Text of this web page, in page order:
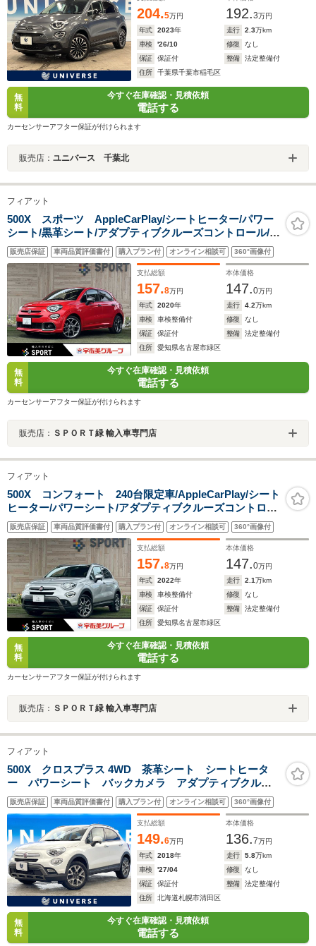
204.5万円 192.3万円
年式
2023年 走行 2.3万km
車検
'26/10 修復
なし
保証
保証付 整備
法定整備付
住所
千葉県千葉市稲毛区
無
料
今すぐ在庫確認・見積依頼
電話する
カーセンサーアフター保証が付けられます
販売店： ユニバース 千葉北
フィアット
500X スポーツ AppleCarPlay/シートヒーター/パワー
シート/黒革シート/アダプティブクルーズコントロール/ブ
ラインドスポットモニター/バックカメラ/パドルシフ
ト/ETC車載器/USBポート/純正19インチAW/クリアランス
ソナー
販売店保証 車両品質評価書付 購入プラン付 オンライン相談可 360°画像付
支払総額
157.8万円
本体価格
147.0万円
年式
2020年 走行 4.2万km
車検
車検整備付 修復
なし
保証
保証付 整備
法定整備付
住所
愛知県名古屋市緑区
無
料
今すぐ在庫確認・見積依頼
電話する
カーセンサーアフター保証が付けられます
販売店： ＳＰＯＲＴ緑 輸入車専門店
フィアット
500X コンフォート 240台限定車/AppleCarPlay/シート
ヒーター/パワーシート/アダプティブクルーズコントロー
ル/ブラインドスポットモニター/ETC車載器/USBポート/
パドルシフト/純正18インチAW/バックカメラ/クリアラン
スソナー
販売店保証 車両品質評価書付 購入プラン付 オンライン相談可 360°画像付
支払総額
157.8万円
本体価格
147.0万円
年式
2022年 走行 2.1万km
車検
車検整備付 修復
なし
保証
保証付 整備
法定整備付
住所
愛知県名古屋市緑区
無
料
今すぐ在庫確認・見積依頼
電話する
カーセンサーアフター保証が付けられます
販売店： ＳＰＯＲＴ緑 輸入車専門店
フィアット
500X クロスプラス 4WD 茶革シート シートヒータ
ー パワーシート バックカメラ アダプティブクルー
ズコントロール HIDヘッドライト ルーフレール 純正
17インチアルミホイール AUX/USB ブラインドスポッ
販売店保証 車両品質評価書付 購入プラン付 オンライン相談可 360°画像付
支払総額
149.6万円
本体価格
136.7万円
年式
2018年 走行 5.8万km
車検
'27/04 修復
なし
保証
保証付 整備
法定整備付
住所
北海道札幌市清田区
無
料
今すぐ在庫確認・見積依頼
電話する